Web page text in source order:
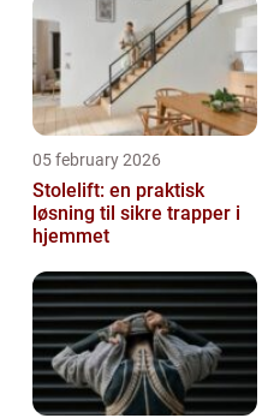
05 february 2026
Stolelift: en praktisk
løsning til sikre trapper i
hjemmet